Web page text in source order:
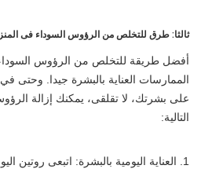
ثالثا: طرق للتخلص من الرؤوس السوداء فى
أفضل طريقة للتخلص من الرؤوس
الممارسات العناية بالبشرة جيدا. وحتى
على بشرتك، لا تقلقى، يمكنك إزالة
التالية:
1. العناية اليومية بالبشرة: اتبعى روتين